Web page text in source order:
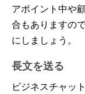
アポイント中や
合もありますの
にしましょう。
長文を送る
ビジネスチャッ